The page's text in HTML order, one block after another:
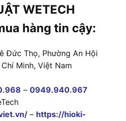
WETECH
hàng tin cậy:
Đức Thọ, Phường An Hội
Minh, Việt Nam
– 0949.940.967
– https://hioki-